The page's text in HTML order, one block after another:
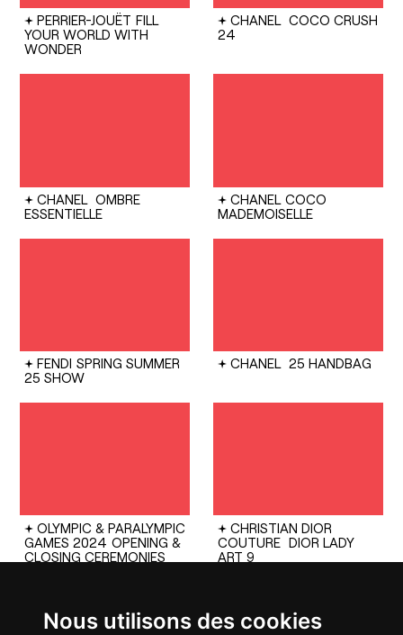
Nous utilisons des cookies
PERRIER-JOUËT FILL
YOUR WORLD WITH
WONDER
CHANEL COCO CRUSH
24
CHANEL OMBRE
ESSENTIELLE
CHANEL COCO
MADEMOISELLE
FENDI SPRING SUMMER
25 SHOW
CHANEL 25 HANDBAG
OLYMPIC & PARALYMPIC
GAMES 2024 OPENING &
CLOSING CEREMONIES
CHRISTIAN DIOR
COUTURE DIOR LADY
ART 9